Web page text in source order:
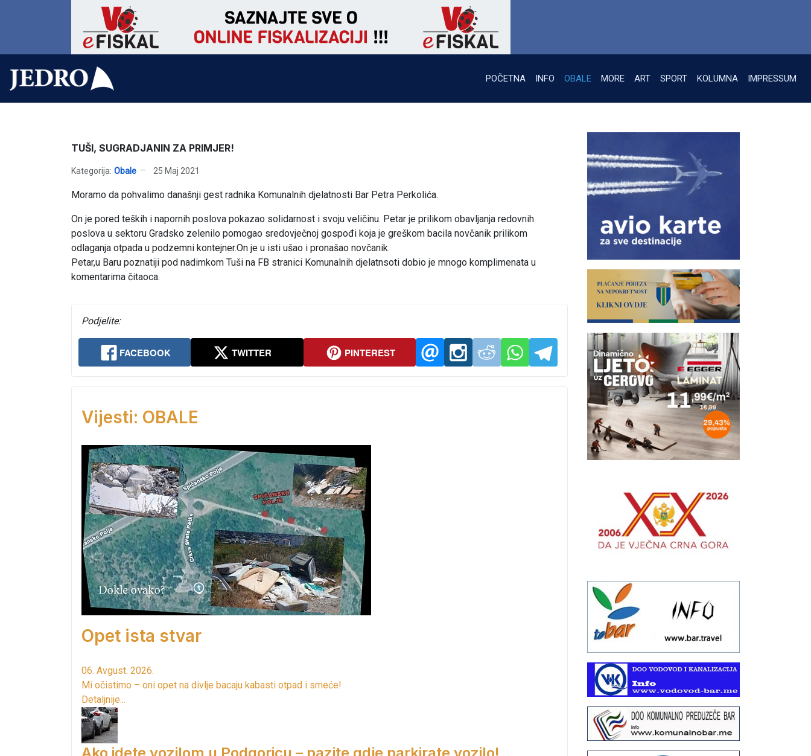
POČETNA INFO OBALE MORE ART SPORT KOLUMNA IMPRESSUM
TUŠI, SUGRADJANIN ZA PRIMJER!
Kategorija: Obale 25 Maj 2021
Moramo da pohvalimo današnji gest radnika Komunalnih djelatnosti Bar Petra Perkolića.
On je pored teških i napornih poslova pokazao solidarnost i svoju veličinu. Petar je prilikom obavljanja redovnih
poslova u sektoru Gradsko zelenilo pomogao sredovječnoj gospođi koja je greškom bacila novčanik prilikom
odlaganja otpada u podzemni kontejner.On je u isti ušao i pronašao novčanik.
Petar,u Baru poznatiji pod nadimkom Tuši na FB stranici Komunalnih djelatnsoti dobio je mnogo komplimenata u
komentarima čitaoca.
Podjelite:
FACEBOOK TWITTER PINTEREST
Vijesti: OBALE
Opet ista stvar
06. Avgust. 2026.
Mi očistimo – oni opet na divlje bacaju kabasti otpad i smeće!
Detaljnije...